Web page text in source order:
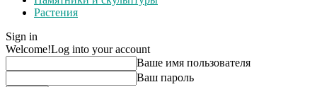
Растения
Sign in
Welcome!Log into your account
Ваше имя пользователя
Ваш пароль